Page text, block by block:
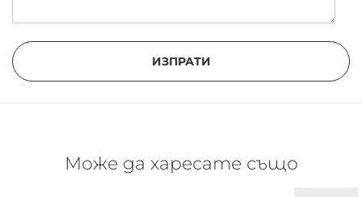
ИЗПРАТИ
Може да харесате също